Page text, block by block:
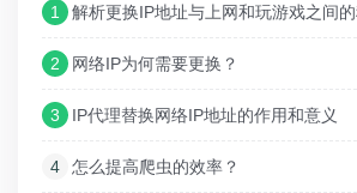
1 解析更换IP地址与上网和玩游戏之间
2 网络IP为何需要更换？
3 IP代理替换网络IP地址的作用和意义
4 怎么提高爬虫的效率？